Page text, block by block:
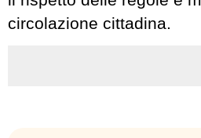
circolazione cittadina.